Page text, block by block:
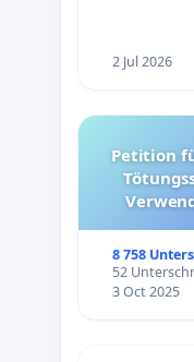
2 Jul 2026
Petition für die Abschaffung der
8 758
52
3 Oct 2025